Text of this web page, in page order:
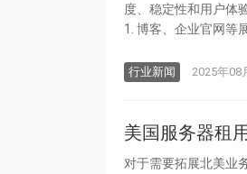
度、稳定性和用户体
行业新闻 2025年08
美国服务器租
对于需要拓展北美业